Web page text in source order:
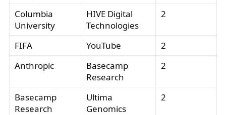
Columbia
University
HIVE Digital
Technologies
2
FIFA YouTube
2
Anthropic
Basecamp
Research
2
Basecamp
Research
Ultima
Genomics
2